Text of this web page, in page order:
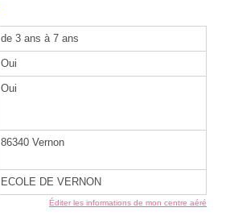
de 3 ans à 7 ans
Oui
Oui
86340 Vernon
ECOLE DE VERNON
Éditer les informations de mon centre aéré